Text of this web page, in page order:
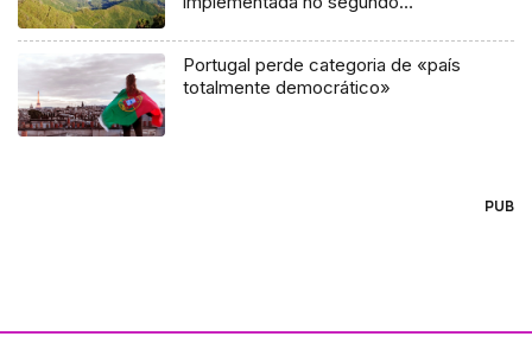
Portugal perde categoria de «país
totalmente democrático»
PUB